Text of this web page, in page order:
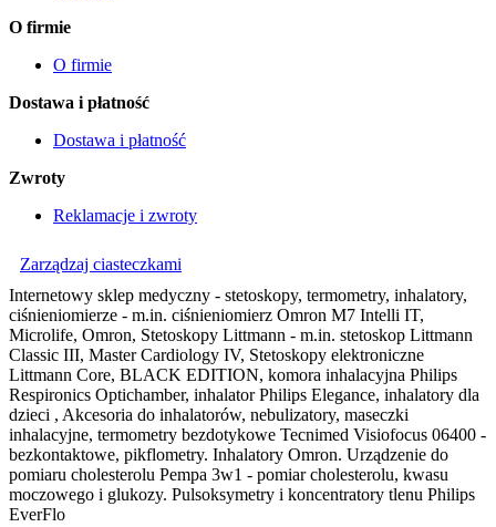
O firmie
O firmie
Dostawa i płatność
Dostawa i płatność
Zwroty
Reklamacje i zwroty
Zarządzaj ciasteczkami
Internetowy sklep medyczny - stetoskopy, termometry, inhalatory,
ciśnieniomierze - m.in. ciśnieniomierz Omron M7 Intelli IT,
Microlife, Omron, Stetoskopy Littmann - m.in. stetoskop Littmann
Classic III, Master Cardiology IV, Stetoskopy elektroniczne
Littmann Core, BLACK EDITION, komora inhalacyjna Philips
Respironics Optichamber, inhalator Philips Elegance, inhalatory dla
dzieci , Akcesoria do inhalatorów, nebulizatory, maseczki
inhalacyjne, termometry bezdotykowe Tecnimed Visiofocus 06400 -
bezkontaktowe, pikflometry. Inhalatory Omron. Urządzenie do
pomiaru cholesterolu Pempa 3w1 - pomiar cholesterolu, kwasu
moczowego i glukozy. Pulsoksymetry i koncentratory tlenu Philips
EverFlo